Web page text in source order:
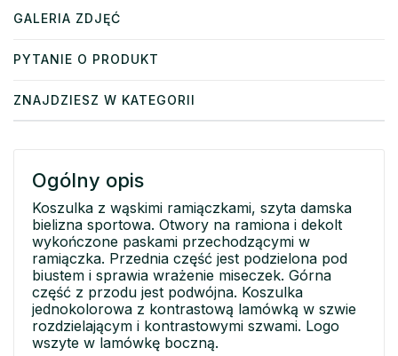
GALERIA ZDJĘĆ
PYTANIE O PRODUKT
ZNAJDZIESZ W KATEGORII
Ogólny opis
Koszulka z wąskimi ramiączkami, szyta damska
bielizna sportowa. Otwory na ramiona i dekolt
wykończone paskami przechodzącymi w
ramiączka. Przednia część jest podzielona pod
biustem i sprawia wrażenie miseczek. Górna
część z przodu jest podwójna. Koszulka
jednokolorowa z kontrastową lamówką w szwie
rozdzielającym i kontrastowymi szwami. Logo
wszyte w lamówkę boczną.